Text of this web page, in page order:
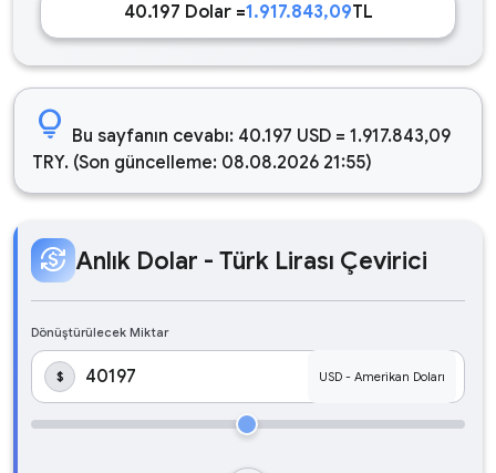
40.197 Dolar =1.917.843,09TL
lightbulb Bu sayfanın cevabı: 40.197 USD = 1.917.843,09
TRY. (Son güncelleme: 08.08.2026 21:55)
currency_exchange Anlık Dolar - Türk Lirası Çevirici
Dönüştürülecek Miktar
$